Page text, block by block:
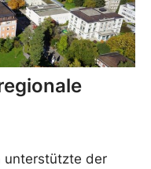
unterstützte der